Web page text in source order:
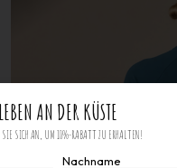
LEBEN AN DER KÜSTE
SICH AN, UM 10%-RABATT ZU ERHALTEN!
Nachname